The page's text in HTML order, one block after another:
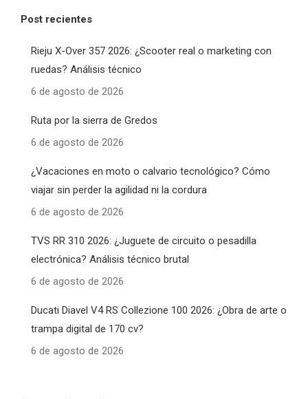
Post recientes
Rieju X-Over 357 2026: ¿Scooter real o marketing con
ruedas? Análisis técnico
6 de agosto de 2026
Ruta por la sierra de Gredos
6 de agosto de 2026
¿Vacaciones en moto o calvario tecnológico? Cómo
viajar sin perder la agilidad ni la cordura
6 de agosto de 2026
TVS RR 310 2026: ¿Juguete de circuito o pesadilla
electrónica? Análisis técnico brutal
6 de agosto de 2026
Ducati Diavel V4 RS Collezione 100 2026: ¿Obra de arte o
trampa digital de 170 cv?
6 de agosto de 2026